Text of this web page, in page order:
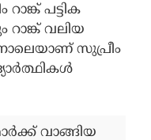
പട്ടിക
വലിയ
സുപ്രീം
വാങ്ങിയ